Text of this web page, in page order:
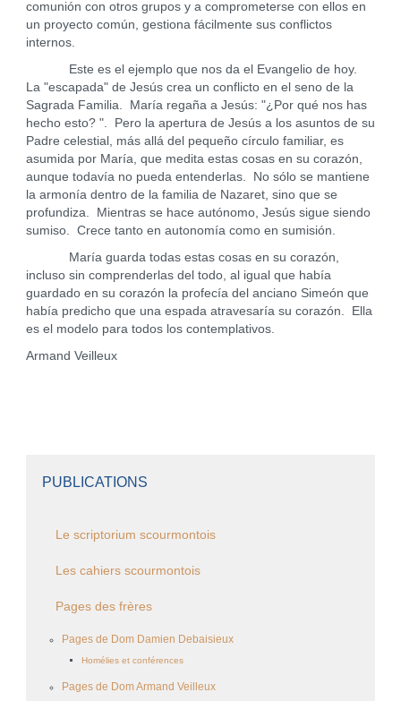
comunión con otros grupos y a comprometerse con ellos en
un proyecto común, gestiona fácilmente sus conflictos
internos.
Este es el ejemplo que nos da el Evangelio de hoy.
La "escapada" de Jesús crea un conflicto en el seno de la
Sagrada Familia. María regaña a Jesús: "¿Por qué nos has
hecho esto? ". Pero la apertura de Jesús a los asuntos de su
Padre celestial, más allá del pequeño círculo familiar, es
asumida por María, que medita estas cosas en su corazón,
aunque todavía no pueda entenderlas. No sólo se mantiene
la armonía dentro de la familia de Nazaret, sino que se
profundiza. Mientras se hace autónomo, Jesús sigue siendo
sumiso. Crece tanto en autonomía como en sumisión.
María guarda todas estas cosas en su corazón,
incluso sin comprenderlas del todo, al igual que había
guardado en su corazón la profecía del anciano Simeón que
había predicho que una espada atravesaría su corazón. Ella
es el modelo para todos los contemplativos.
Armand Veilleux
PUBLICATIONS
Le scriptorium scourmontois
Les cahiers scourmontois
Pages des frères
Pages de Dom Damien Debaisieux
Homélies et conférences
Pages de Dom Armand Veilleux